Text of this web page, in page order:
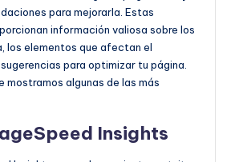
para mejorarla. Estas
información valiosa sobre los
los elementos que afectan el
para optimizar tu página.
mostramos algunas de las más
Insights